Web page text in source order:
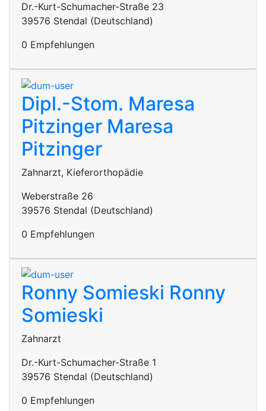
Dr.-Kurt-Schumacher-Straße 23
39576 Stendal (Deutschland)
0 Empfehlungen
Dipl.-Stom. Maresa
Pitzinger Maresa
Pitzinger
Zahnarzt, Kieferorthopädie
Weberstraße 26
39576 Stendal (Deutschland)
0 Empfehlungen
Ronny Somieski Ronny
Somieski
Zahnarzt
Dr.-Kurt-Schumacher-Straße 1
39576 Stendal (Deutschland)
0 Empfehlungen